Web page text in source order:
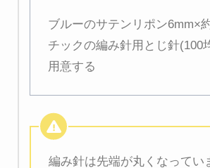
ブルーのサテンリポン6mm×
チックの編み針用とじ針(100
用意する
編み針は先端が丸くなってい